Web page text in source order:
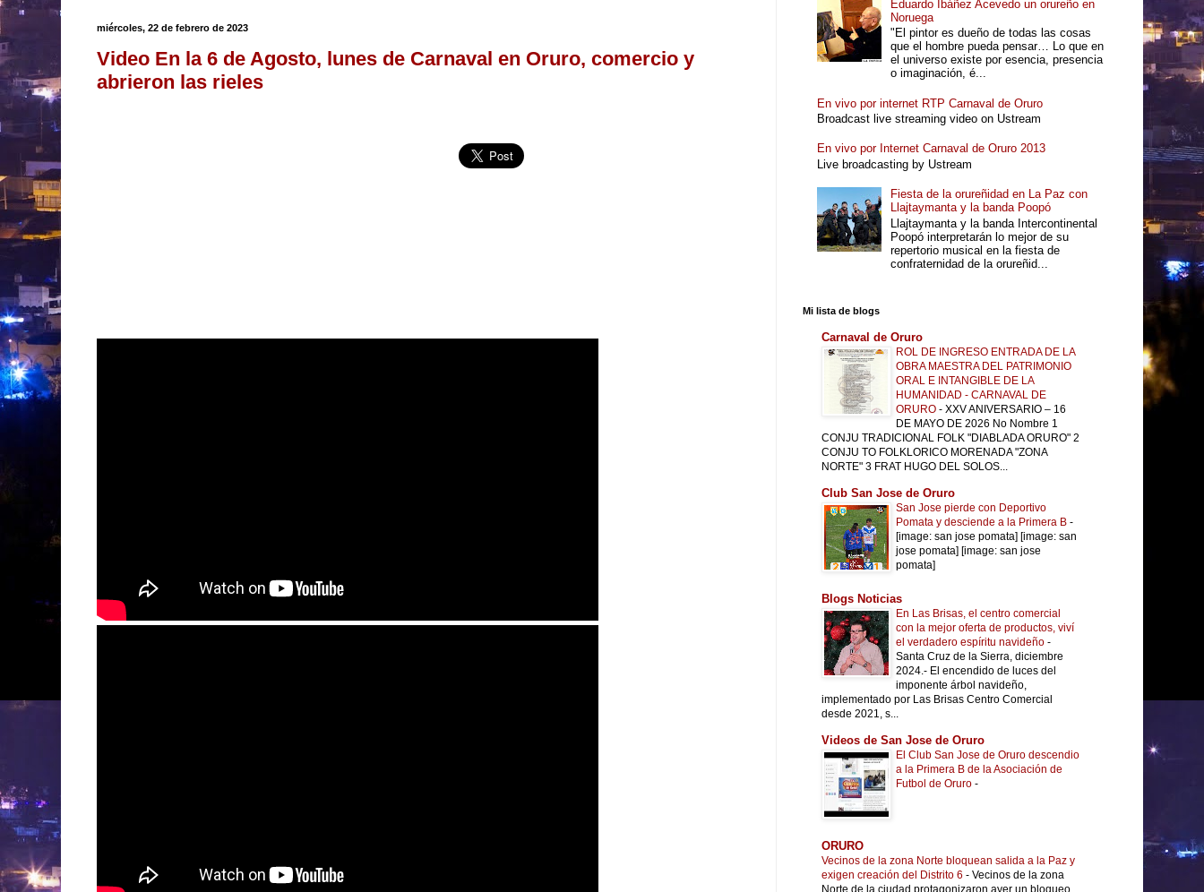
miércoles, 22 de febrero de 2023
Video En la 6 de Agosto, lunes de Carnaval en Oruro, comercio y
abrieron las rieles
Eduardo Ibáñez Acevedo un orureño en
Noruega
"El pintor es dueño de todas las cosas
que el hombre pueda pensar… Lo que en
el universo existe por esencia, presencia
o imaginación, é...
En vivo por internet RTP Carnaval de Oruro
Broadcast live streaming video on Ustream
En vivo por Internet Carnaval de Oruro 2013
Live broadcasting by Ustream
Fiesta de la orureñidad en La Paz con
Llajtaymanta y la banda Poopó
Llajtaymanta y la banda Intercontinental
Poopó interpretarán lo mejor de su
repertorio musical en la fiesta de
confraternidad de la orureñid...
Mi lista de blogs
Carnaval de Oruro
ROL DE INGRESO ENTRADA DE LA
OBRA MAESTRA DEL PATRIMONIO
ORAL E INTANGIBLE DE LA
HUMANIDAD - CARNAVAL DE
ORURO - XXV ANIVERSARIO – 16
DE MAYO DE 2026 No Nombre 1
CONJU TRADICIONAL FOLK "DIABLADA ORURO" 2
CONJU TO FOLKLORICO MORENADA "ZONA
NORTE" 3 FRAT HUGO DEL SOLOS...
Club San Jose de Oruro
San Jose pierde con Deportivo
Pomata y desciende a la Primera B -
[image: san jose pomata] [image: san
jose pomata] [image: san jose
pomata]
Blogs Noticias
En Las Brisas, el centro comercial
con la mejor oferta de productos, viví
el verdadero espíritu navideño -
Santa Cruz de la Sierra, diciembre
2024.- El encendido de luces del
imponente árbol navideño,
implementado por Las Brisas Centro Comercial
desde 2021, s...
Videos de San Jose de Oruro
El Club San Jose de Oruro descendio
a la Primera B de la Asociación de
Futbol de Oruro -
ORURO
Vecinos de la zona Norte bloquean salida a la Paz y
exigen creación del Distrito 6 - Vecinos de la zona
Norte de la ciudad protagonizaron ayer un bloqueo